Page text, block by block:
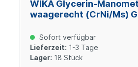
WIKA Glycerin-
waagerecht (CrNi/Ms)
Sofort verfügbar
Lieferzeit: 1-3 Tage
Lager: 18 Stück